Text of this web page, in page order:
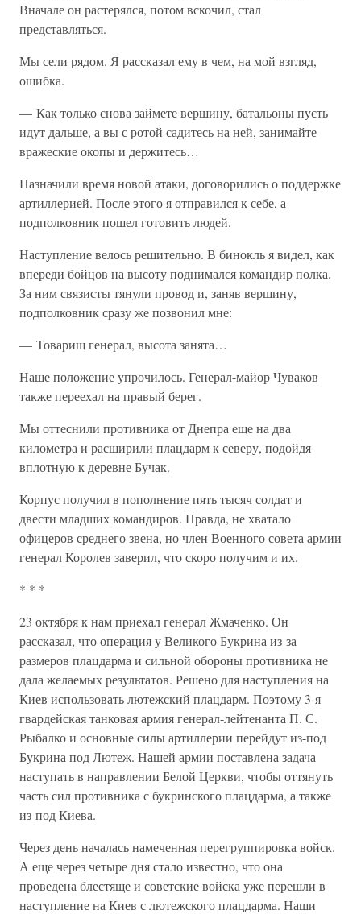
Вначале он растерялся, потом вскочил, стал
представляться.
Мы сели рядом. Я рассказал ему в чем, на мой взгляд,
ошибка.
— Как только снова займете вершину, батальоны пусть
идут дальше, а вы с ротой садитесь на ней, занимайте
вражеские окопы и держитесь…
Назначили время новой атаки, договорились о поддержке
артиллерией. После этого я отправился к себе, а
подполковник пошел готовить людей.
Наступление велось решительно. В бинокль я видел, как
впереди бойцов на высоту поднимался командир полка.
За ним связисты тянули провод и, заняв вершину,
подполковник сразу же позвонил мне:
— Товарищ генерал, высота занята…
Наше положение упрочилось. Генерал-майор Чуваков
также переехал на правый берег.
Мы оттеснили противника от Днепра еще на два
километра и расширили плацдарм к северу, подойдя
вплотную к деревне Бучак.
Корпус получил в пополнение пять тысяч солдат и
двести младших командиров. Правда, не хватало
офицеров среднего звена, но член Военного совета армии
генерал Королев заверил, что скоро получим и их.
* * *
23 октября к нам приехал генерал Жмаченко. Он
рассказал, что операция у Великого Букрина из-за
размеров плацдарма и сильной обороны противника не
дала желаемых результатов. Решено для наступления на
Киев использовать лютежский плацдарм. Поэтому 3-я
гвардейская танковая армия генерал-лейтенанта П. С.
Рыбалко и основные силы артиллерии перейдут из-под
Букрина под Лютеж. Нашей армии поставлена задача
наступать в направлении Белой Церкви, чтобы оттянуть
часть сил противника с букринского плацдарма, а также
из-под Киева.
Через день началась намеченная перегруппировка войск.
А еще через четыре дня стало известно, что она
проведена блестяще и советские войска уже перешли в
наступление на Киев с лютежского плацдарма. Наши